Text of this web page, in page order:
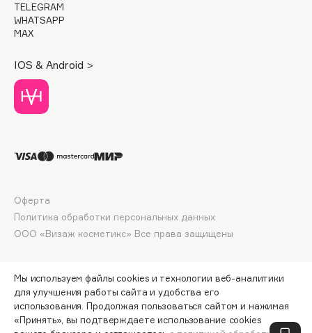
Davines
Deonica
Dior
Divage
Dolce & Gabbana
Dorco
Dr.Althea
ПО ЗОЛОТОЙ КАРТЕ:963 ₽
TELEGRAM
WHATSAPP
MAX
IOS & Android >
ООО «Визаж косметикс» Все права защищены
Оферта
Политика обработки персональных данных
Мы используем файлы cookies и технологии веб-аналитики
для улучшения работы сайта и удобства его
использования. Продолжая пользоваться сайтом и нажимая
«Принять», вы подтверждаете использование cookies